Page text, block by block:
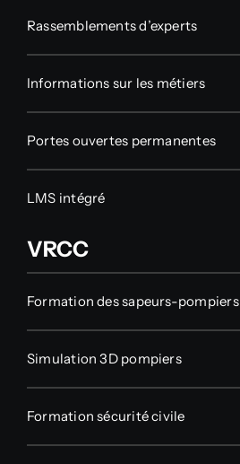
Rassemblements d’experts
Informations sur les métiers
Portes ouvertes permanentes
LMS intégré
VRCC
Formation des sapeurs-pompiers
Simulation 3D pompiers
Formation sécurité civile